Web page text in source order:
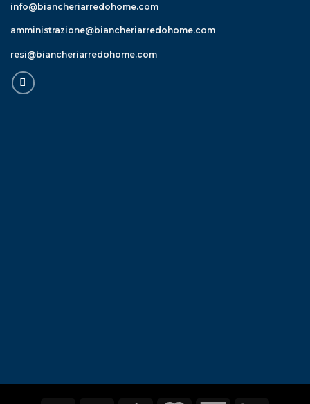
info@biancheriarredohome.com
amministrazione@biancheriarredohome.com
resi@biancheriarredohome.com